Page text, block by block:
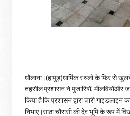
धौलाना।(हापुड़)धार्मिक स्थलों के फिर से
तहसील प्रशासन ने पुजारियों, मौलवियोंऔर
किया है कि प्रशासन द्वारा जारी
निभाए।साठा चौरासी की देव भूमि के रूप में